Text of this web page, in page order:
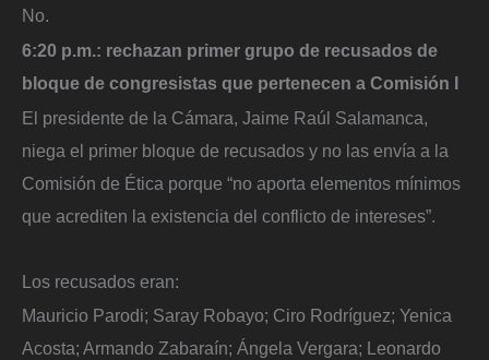
No.
6:20 p.m.: rechazan primer grupo de recusados de
bloque de congresistas que pertenecen a Comisión I
El presidente de la Cámara, Jaime Raúl Salamanca,
niega el primer bloque de recusados y no las envía a la
Comisión de Ética porque “no aporta elementos mínimos
que acrediten la existencia del conflicto de intereses”.
​Los recusados eran:
Mauricio Parodi; Saray Robayo; Ciro Rodríguez; Yenica
Acosta; Armando Zabaraín; Ángela Vergara; Leonardo